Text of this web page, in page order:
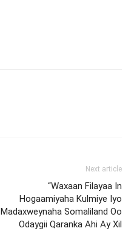
Next article
“Waxaan Filayaa In
Hogaamiyaha Kulmiye Iyo
Madaxweynaha Somaliland Oo
Odaygii Qaranka Ahi Ay Xil